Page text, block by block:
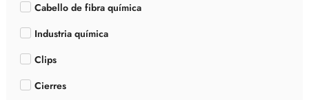
Cabello de fibra química
Industria química
Clips
Cierres